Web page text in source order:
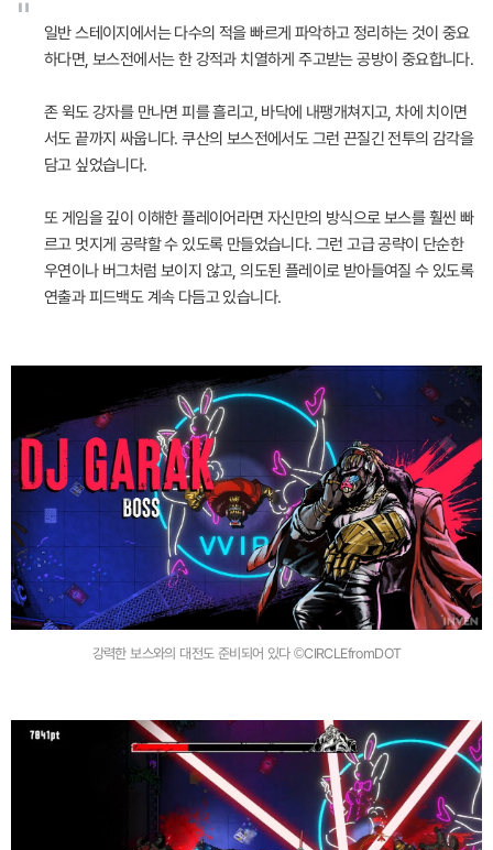
"
일반 스테이지에서는 다수의 적을 빠르게 파악하고 정리하는 것이 중요
하다면, 보스전에서는 한 강적과 치열하게 주고받는 공방이 중요합니다.
존 윅도 강자를 만나면 피를 흘리고, 바닥에 내팽개쳐지고, 차에 치이면
서도 끝까지 싸웁니다. 쿠산의 보스전에서도 그런 끈질긴 전투의 감각을
담고 싶었습니다.
또 게임을 깊이 이해한 플레이어라면 자신만의 방식으로 보스를 훨씬 빠
르고 멋지게 공략할 수 있도록 만들었습니다. 그런 고급 공략이 단순한
우연이나 버그처럼 보이지 않고, 의도된 플레이로 받아들여질 수 있도록
연출과 피드백도 계속 다듬고 있습니다.
강력한 보스와의 대전도 준비되어 있다 ©CIRCLEfromDOT